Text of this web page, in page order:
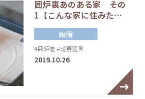
囲炉裏あのある家 その
1【こんな家に住みた…
設備
#囲炉裏 #暖房器具
2019.10.26